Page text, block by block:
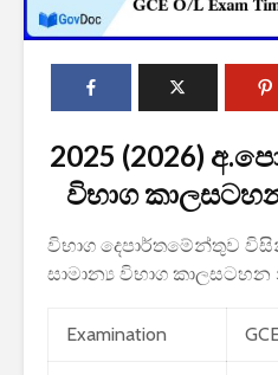
2025 (2026)
විභාග
විභාග දෙපාර්තමේන්තුව
සාමාන්‍ය විභාග
Examination